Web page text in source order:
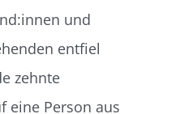
und
entfiel
zehnte
eine Person aus